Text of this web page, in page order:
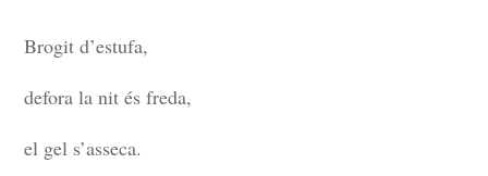
ÍNDEX
ÚLTIM
Brogit d’estufa,
defora la nit és freda,
el gel s’asseca.